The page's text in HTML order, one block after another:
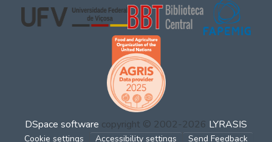
DSpace software copyright © 2002-2026 LYRASIS
Cookie settings Accessibility settings Send Feedback